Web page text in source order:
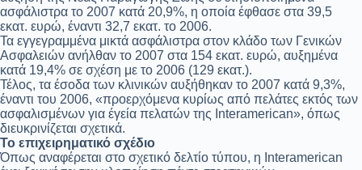
ασφάλιστρα το 2007 κατά 20,9%, η οποία έφθασε στα 39,5
εκατ. ευρώ, έναντι 32,7 εκατ. το 2006.
Τα εγγεγραμμένα μικτά ασφάλιστρα στον κλάδο των Γενικών
Ασφαλειών ανήλθαν το 2007 στα 154 εκατ. ευρώ, αυξημένα
κατά 19,4% σε σχέση με το 2006 (129 εκατ.).
Τέλος, τα έσοδα των κλινικών αυξήθηκαν το 2007 κατά 9,3%,
έναντι του 2006, «προερχόμενα κυρίως από πελάτες εκτός των
ασφαλισμένων για έγεία πελατών της Interamerican», όπως
διευκρινίζεται σχετικά.
Το επιχειρηματικό σχέδιο
Όπως αναφέρεται στο σχετικό δελτίο τύπου, η Interamerican